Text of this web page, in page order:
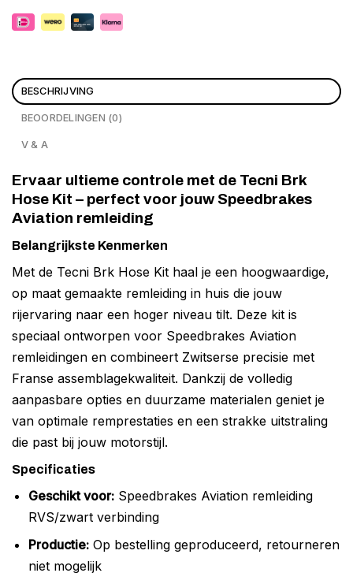
BESCHRIJVING
BEOORDELINGEN (0)
V & A
Ervaar ultieme controle met de Tecni Brk
Hose Kit – perfect voor jouw Speedbrakes
Aviation remleiding
Belangrijkste Kenmerken
Met de Tecni Brk Hose Kit haal je een hoogwaardige,
op maat gemaakte remleiding in huis die jouw
rijervaring naar een hoger niveau tilt. Deze kit is
speciaal ontworpen voor Speedbrakes Aviation
remleidingen en combineert Zwitserse precisie met
Franse assemblagekwaliteit. Dankzij de volledig
aanpasbare opties en duurzame materialen geniet je
van optimale remprestaties en een strakke uitstraling
die past bij jouw motorstijl.
Specificaties
Geschikt voor:Speedbrakes Aviation remleiding
RVS/zwart verbinding
Productie:Op bestelling geproduceerd, retourneren
niet mogelijk